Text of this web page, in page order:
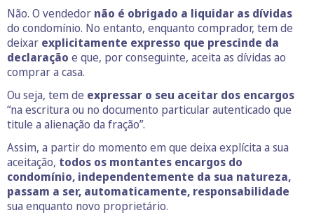
Não. O vendedor não é obrigado a liquidar as dívidas
do condomínio. No entanto, enquanto comprador, tem de
deixar explicitamente expresso que prescinde da
declaração e que, por conseguinte, aceita as dívidas ao
comprar a casa.
Ou seja, tem de expressar o seu aceitar dos encargos
“na escritura ou no documento particular autenticado que
titule a alienação da fração”.
Assim, a partir do momento em que deixa explícita a sua
aceitação, todos os montantes encargos do
condomínio, independentemente da sua natureza,
passam a ser, automaticamente, responsabilidade
sua enquanto novo proprietário.